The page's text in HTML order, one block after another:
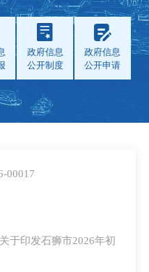
政府信息
公开制度
政府信息
公开申请
00017
于印发石狮市2026年初